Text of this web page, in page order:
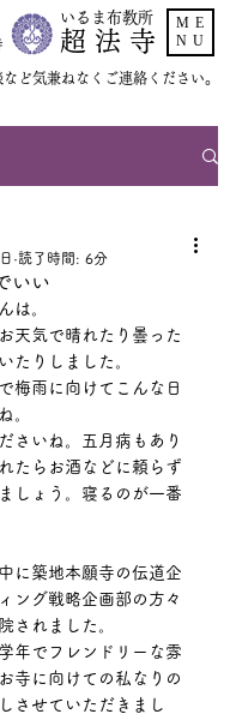
いるま布教所
超 法 寺
ど気兼ねなくご連絡ください。
ME
NU
いい
読了時間: 6分
は。
天気で晴れたり曇った
たりしました。
梅雨に向けてこんな日
。
さいね。五月病もあり
たらお酒などに頼らず
しょう。寝るのが一番
に築地本願寺の伝道企
ング戦略企画部の方々
されました。
年でフレンドリーな雰
寺に向けての私なりの
させていただきまし